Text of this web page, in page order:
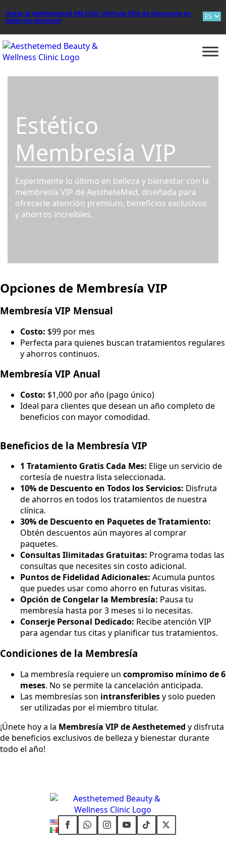
Únete al Aesthetemed AM Club: disfruta 30% de descuento en
todos los servicios!
Estético
Membresía VIP
Experimente lo último en belleza y bienestar con la
membresía VIP de AestheteMed, diseñada para
ofrecerle atención premium, beneficios exclusivos
y ahorros increíbles.
Opciones de Membresía VIP
Membresía VIP Mensual
Costo: $99 por mes
Perfecta para quienes buscan tratamientos regulares
y ahorros continuos.
Membresía VIP Anual
Costo: $1,000 por año (pago único)
Ideal para clientes que desean un año completo de
beneficios con mayor comodidad.
Beneficios de la Membresía VIP
1 Tratamiento Gratis Cada Mes: Elige un servicio de
cortesía de nuestra lista seleccionada.
10% de Descuento en Todos los Servicios: Disfruta
de ahorros en todos los tratamientos de nuestra
clínica.
30% de Descuento en Paquetes de Tratamiento:
Obtén descuentos aún mayores al comprar
paquetes.
Consultas Ilimitadas Gratuitas: Programa todas las
consultas que necesites sin costo adicional.
Puntos de Fidelidad Adicionales: Acumula puntos
que puedes usar como ahorro en futuras visitas.
Opción de Congelar la Membresía: Pausa tu
membresía hasta por 3 meses si lo necesitas.
Conserje Personal Dedicado: Recibe atención VIP
para agendar tus citas y planificar tus tratamientos.
Condiciones de la Membresía
La membresía requiere un compromiso mínimo de 6
meses. No se permite la cancelación anticipada.
Las membresías son intransferiblesy solo pueden
ser utilizadas por el miembro titular.
¡Únete hoy a la Membresía VIP de Aesthetemed y disfruta
de beneficios exclusivos de belleza y bienestar durante
todo el año!